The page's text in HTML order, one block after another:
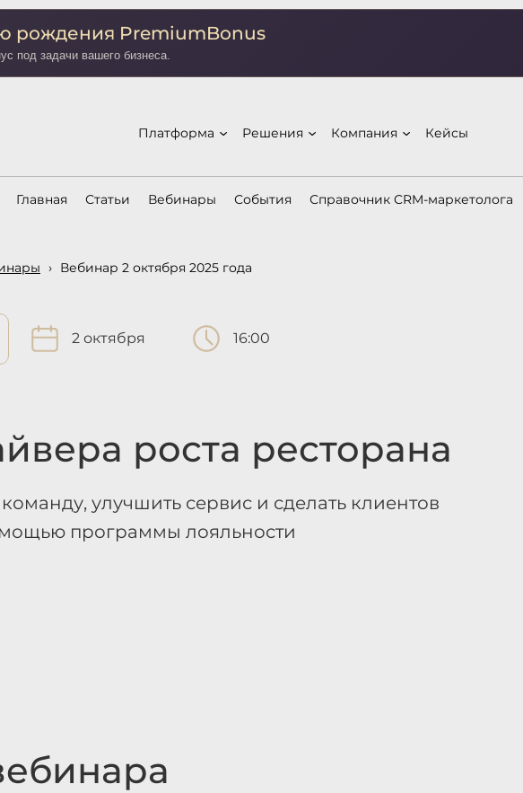
рождения PremiumBonus
под задачи вашего бизнеса.
Платформа Решения Компания Кейсы
Главная Статьи Вебинары События Справочник CRM-маркетолога
› Вебинар 2 октября 2025 года
2 октября 16:00
роста ресторана
улучшить сервис и сделать клиентов
программы лояльности